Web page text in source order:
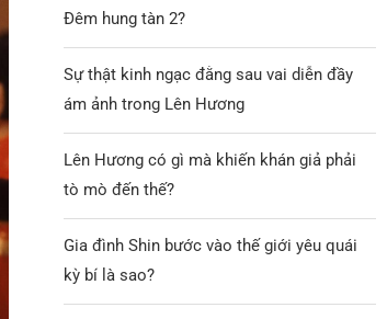
Đêm hung tàn 2?
Sự thật kinh ngạc đằng sau vai diễn đầy
ám ảnh trong Lên Hương
Lên Hương có gì mà khiến khán giả phải
tò mò đến thế?
Gia đình Shin bước vào thế giới yêu quái
kỳ bí là sao?